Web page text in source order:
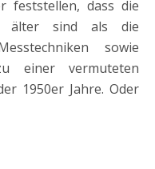
feststellen, dass die
älter sind als die
sowie
einer vermuteten
1950er Jahre. Oder